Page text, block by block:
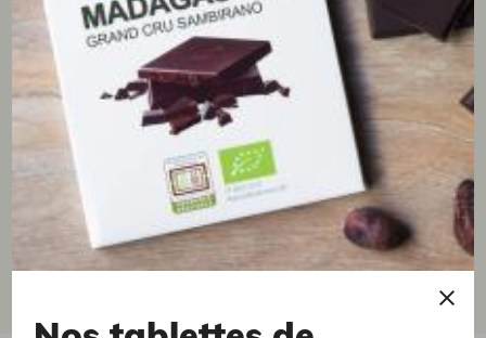
28/04/2020
Goût excellent.
Xavier V.
18/11/2018
Excellent produit.